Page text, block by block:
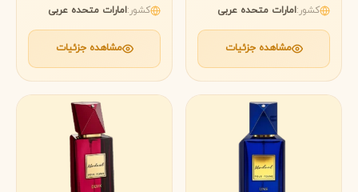
کشور:امارات متحده عربی
مشاهده جزئیات
Afnan)
کشور:امارات متحده عربی
مشاهده جزئیات